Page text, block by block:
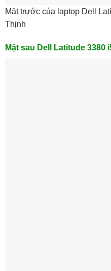
Mặt trước của laptop Dell
Thịnh
Mặt sau Dell Latitude 3380